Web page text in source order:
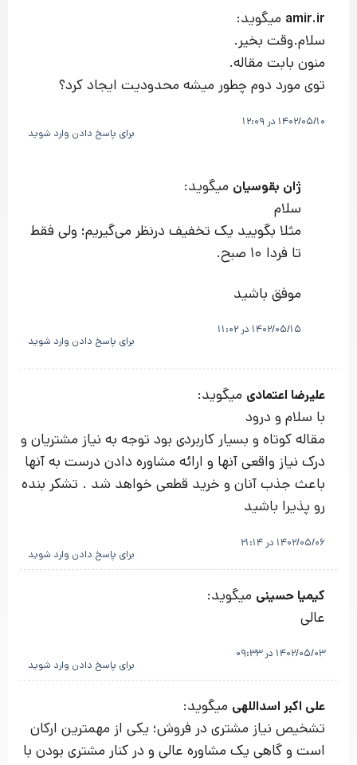
amir.ir میگوید:
سلام.وقت بخیر.
منون بابت مقاله.
توی مورد دوم چطور میشه محدودیت ایجاد کرد؟
1402/05/10 در 12:09
برای پاسخ دادن وارد شوید
ژان بقوسیان میگوید:
سلام
مثلا بگویید یک تخفیف درنظر می‌گیریم؛ ولی فقط
تا فردا 10 صبح.
موفق باشید
1402/05/15 در 11:02
برای پاسخ دادن وارد شوید
علیرضا اعتمادی میگوید:
با سلام و درود
مقاله کوتاه و بسیار کاربردی بود توجه به نیاز مشتریان و
درک نیاز واقعی آنها و ارائه مشاوره دادن درست به آنها
باعث جذب آنان و خرید قطعی خواهد شد . تشکر بنده
رو پذیرا باشید
1402/05/06 در 21:14
برای پاسخ دادن وارد شوید
کیمیا حسینی میگوید:
عالی
1402/05/03 در 09:33
برای پاسخ دادن وارد شوید
علی اکبر اسداللهی میگوید:
تشخیص نیاز مشتری در فروش؛ یکی از مهمترین ارکان
است و گاهی یک مشاوره عالی و در کنار مشتری بودن با